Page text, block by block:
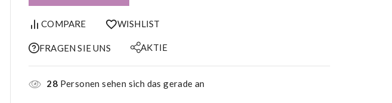
COMPARE WISHLIST
FRAGEN SIE UNS AKTIE
28 Personen sehen sich das gerade an